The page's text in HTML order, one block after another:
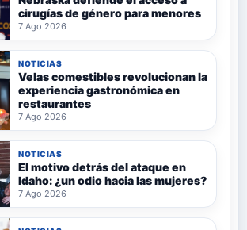
cirugías de género para menores
7 Ago 2026
NOTICIAS
Velas comestibles revolucionan la
experiencia gastronómica en
restaurantes
7 Ago 2026
NOTICIAS
El motivo detrás del ataque en
Idaho: ¿un odio hacia las mujeres?
7 Ago 2026